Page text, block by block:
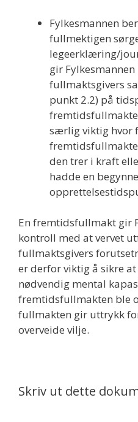
Fylkesmannen
fullmektigen
legeerklæring/
gir
fullmaktsgivers
punkt 2.2) på
særlig viktig hvor
den trer i kraft
hadde en
En fremtidsfullmakt gir
kontroll med at vervet
fullmaktsgivers
er derfor viktig å sikre
nødvendig mental
fremtidsfullmakten ble
fullmakten gir uttrykk
overveide vilje.
Skriv ut dette